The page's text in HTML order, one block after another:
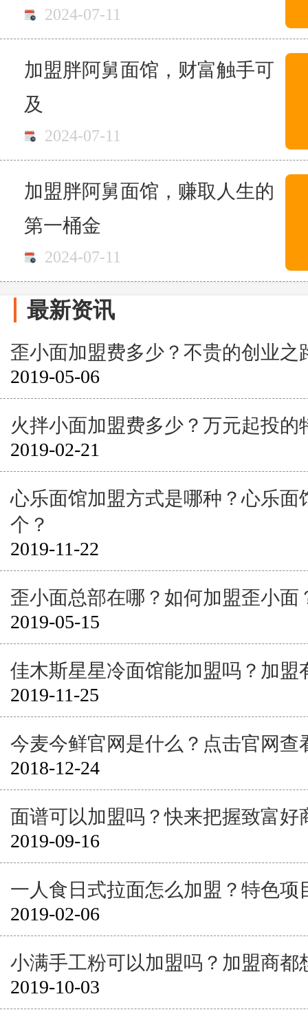
2024-07-11
加盟胖阿舅面馆，财富触手可
及
2024-07-11
加盟胖阿舅面馆，赚取人生的
第一桶金
2024-07-11
最新资讯
歪小面加盟费多少？不贵的创业之
2019-05-06
火拌小面加盟费多少？万元起投的
2019-02-21
心乐面馆加盟方式是哪种？心乐面
个？
2019-11-22
歪小面总部在哪？如何加盟歪小面
2019-05-15
佳木斯星星冷面馆能加盟吗？加盟
2019-11-25
今麦今鲜官网是什么？点击官网查
2018-12-24
面谱可以加盟吗？快来把握致富好
2019-09-16
一人食日式拉面怎么加盟？特色项
2019-02-06
小满手工粉可以加盟吗？加盟商都
2019-10-03